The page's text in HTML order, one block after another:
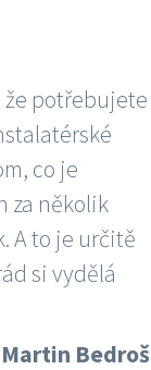
že potřebujete
co je
za několik
A to je určitě
si vydělá
Martin Bedroš